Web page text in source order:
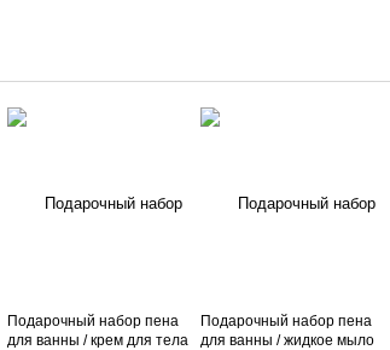
Подарочный набор пена
для ванны / крем для тела
Подарочный набор пена
для ванны / жидкое мыло